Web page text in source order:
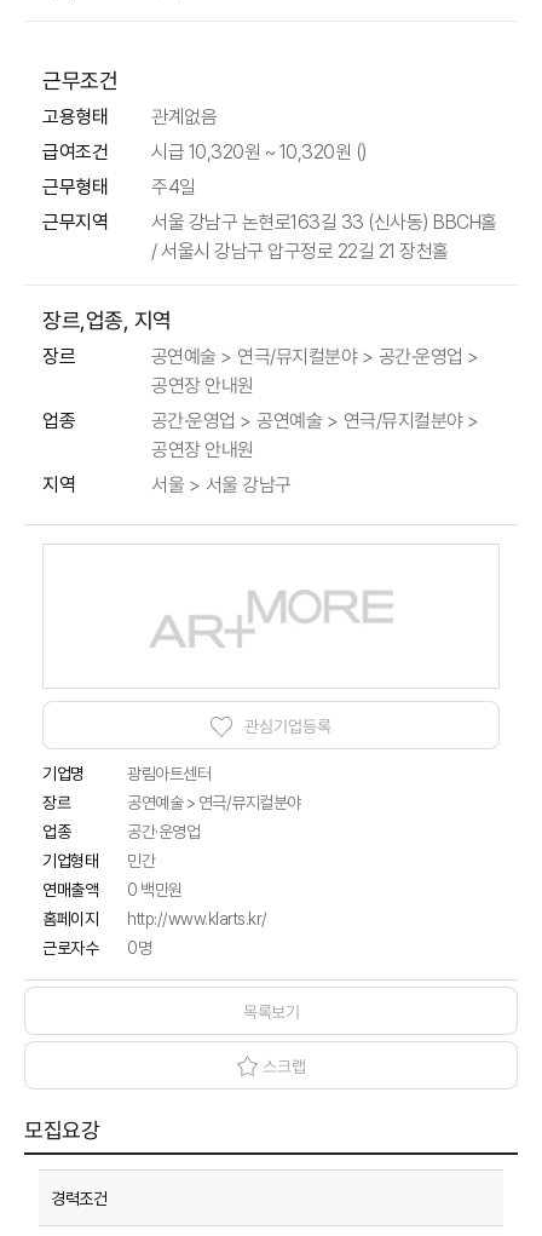
근무조건
고용형태
관계없음
급여조건
시급 10,320원 ~ 10,320원 ()
근무형태
주4일
근무지역
서울 강남구 논현로163길 33 (신사동) BBCH홀
/ 서울시 강남구 압구정로 22길 21 장천홀
장르,업종, 지역
장르 공연예술 > 연극/뮤지컬분야 > 공간·운영업 >
공연장 안내원
업종 공간·운영업 > 공연예술 > 연극/뮤지컬분야 >
공연장 안내원
지역 서울 > 서울 강남구
관심기업등록
기업명 광림아트센터
장르
공연예술 > 연극/뮤지컬분야
업종
공간·운영업
기업형태
민간
연매출액
0 백만원
홈페이지
http://www.klarts.kr/
근로자수
0명
목록보기
스크랩
모집요강